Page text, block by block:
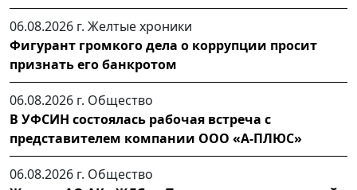
06.08.2026 г. Желтые хроники
Фигурант громкого дела о коррупции просит
признать его банкротом
06.08.2026 г. Общество
В УФСИН состоялась рабочая встреча с
представителем компании ООО «А-ПЛЮС»
06.08.2026 г. Общество